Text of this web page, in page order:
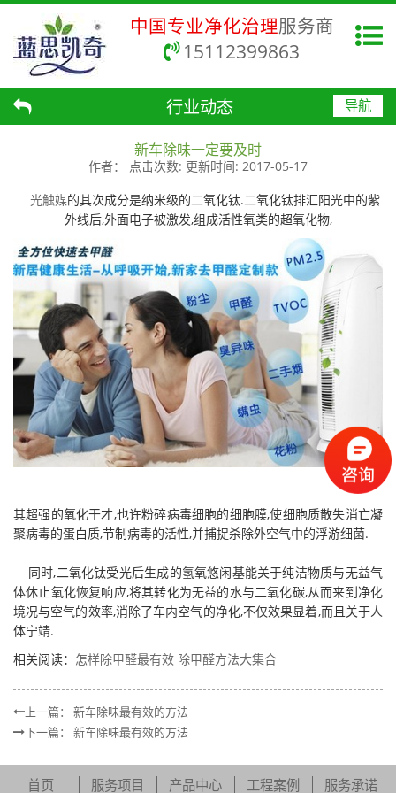
中国专业净化治理服务商
15112399863
行业动态 导航
新车除味一定要及时
作者： 点击次数: 更新时间: 2017-05-17
光触媒的其次成分是纳米级的二氧化钛.二氧化钛排汇阳光中的紫
外线后,外面电子被激发,组成活性氧类的超氧化物,
其超强的氧化干才,也许粉碎病毒细胞的细胞膜,使细胞质散失消亡凝
聚病毒的蛋白质,节制病毒的活性,并捕捉杀除外空气中的浮游细菌.
同时,二氧化钛受光后生成的氢氧悠闲基能关于纯洁物质与无益气
体休止氧化恢复响应,将其转化为无益的水与二氧化碳,从而来到净化
境况与空气的效率,消除了车内空气的净化,不仅效果显着,而且关于人
体宁靖.
相关阅读： 怎样除甲醛最有效 除甲醛方法大集合
上一篇：
新车除味最有效的方法
下一篇：
新车除味最有效的方法
首页 服务项目 产品中心 工程案例 服务承诺